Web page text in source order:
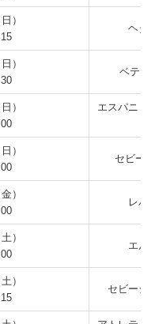
）
ヘタ
）
ベティ
）
エスパニョ
）
セビー
）
レバ
）
エル
）
セビージ